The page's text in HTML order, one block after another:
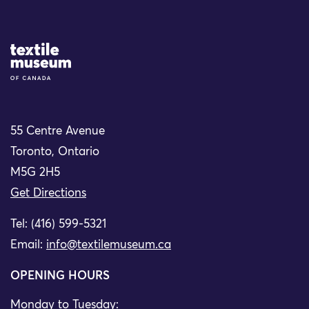
Site Logo
55 Centre Avenue
Toronto, Ontario
M5G 2H5
Get Directions
Tel: (416) 599-5321
Email: info@textilemuseum.ca
OPENING HOURS
Monday to Tuesday: